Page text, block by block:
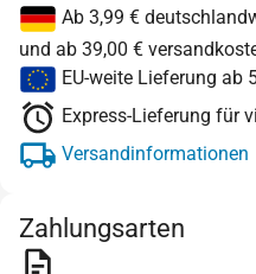
Ab 3,99 €
und ab 39,00 €
EU-weite Lieferung ab
Express-Lieferung für
Versandinformationen
Zahlungsarten